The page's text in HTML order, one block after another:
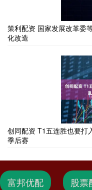
策利配资 国家发展改革委
化改造
创同配资 T1五连胜也要打
季后赛
富邦优配 股票